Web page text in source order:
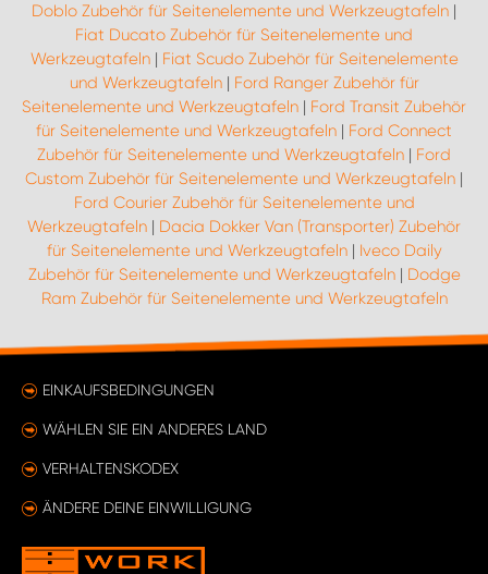
Doblo Zubehör für Seitenelemente und Werkzeugtafeln |
Fiat Ducato Zubehör für Seitenelemente und
Werkzeugtafeln| Fiat Scudo Zubehör für Seitenelemente
und Werkzeugtafeln| Ford Ranger Zubehör für
Seitenelemente und Werkzeugtafeln | Ford Transit Zubehör
für Seitenelemente und Werkzeugtafeln | Ford Connect
Zubehör für Seitenelemente und Werkzeugtafeln | Ford
Custom Zubehör für Seitenelemente und Werkzeugtafeln |
Ford Courier Zubehör für Seitenelemente und
Werkzeugtafeln | Dacia Dokker Van (Transporter) Zubehör
für Seitenelemente und Werkzeugtafeln| Iveco Daily
Zubehör für Seitenelemente und Werkzeugtafeln| Dodge
Ram Zubehör für Seitenelemente und Werkzeugtafeln
EINKAUFSBEDINGUNGEN
WÄHLEN SIE EIN ANDERES LAND
VERHALTENSKODEX
ÄNDERE DEINE EINWILLIGUNG